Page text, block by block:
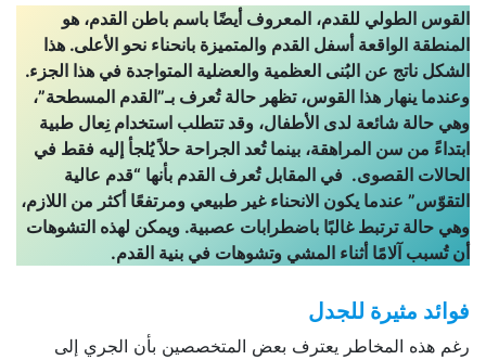
القوس الطولي للقدم، المعروف أيضًا باسم باطن القدم، هو
المنطقة الواقعة أسفل القدم والمتميزة بانحناء نحو الأعلى. هذا
الشكل ناتج عن البُنى العظمية والعضلية المتواجدة في هذا الجزء.
وعندما ينهار هذا القوس، تظهر حالة تُعرف بـ”القدم المسطحة”،
وهي حالة شائعة لدى الأطفال، وقد تتطلب استخدام نِعال طبية
ابتداءً من سن المراهقة، بينما تُعد الجراحة حلاً يُلجأ إليه فقط في
الحالات القصوى. في المقابل تُعرف القدم بأنها “قدم عالية
التقوّس” عندما يكون الانحناء غير طبيعي ومرتفعًا أكثر من اللازم،
وهي حالة ترتبط غالبًا باضطرابات عصبية. ويمكن لهذه التشوهات
أن تُسبب آلامًا أثناء المشي وتشوهات في بنية القدم.
فوائد مثيرة للجدل
رغم هذه المخاطر يعترف بعض المتخصصين بأن الجري إلى